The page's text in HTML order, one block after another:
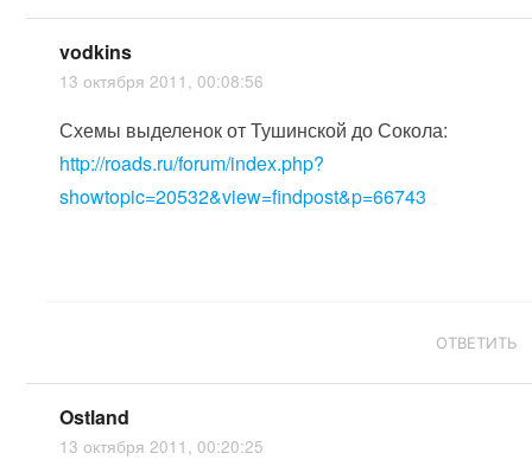
vodkins
13 октября 2011, 00:08:56
Схемы выделенок от Тушинской до Сокола:
http://roads.ru/forum/index.php?
showtopic=20532&view=findpost&p=66743
ОТВЕТИТЬ
Ostland
13 октября 2011, 00:20:25